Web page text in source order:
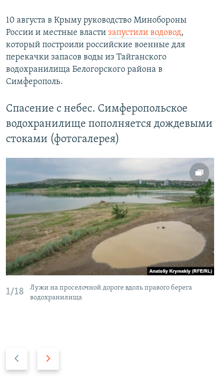
10 августа в Крыму руководство Минобороны
России и местные власти запустили водовод,
который построили российские военные для
перекачки запасов воды из Тайганского
водохранилища Белогорского района в
Симферополь.
Спасение с небес. Симферопольское
водохранилище пополняется дождевыми
стоками (фотогалерея)
1/18
Лужи на проселочной дороге вдоль правого берега
водохранилища